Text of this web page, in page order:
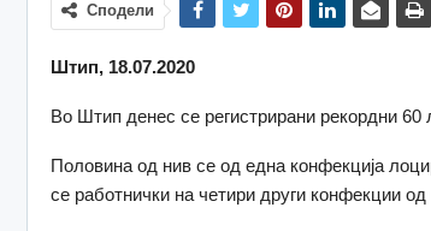
Сподели
Штип, 18.07.2020
Во Штип денес се регистрирани рекордни
Половина од нив се од една конфекција
се работнички на четири други конфекции